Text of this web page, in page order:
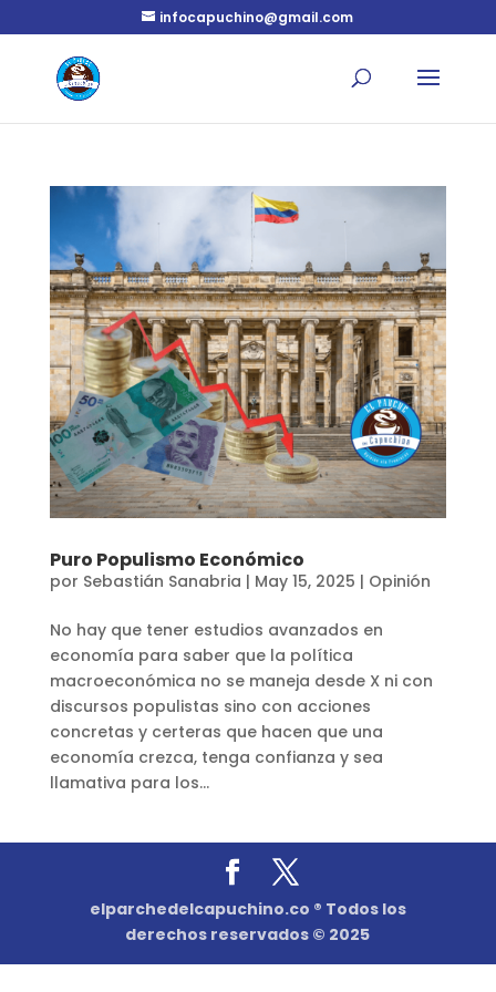
infocapuchino@gmail.com
Puro Populismo Económico
por Sebastián Sanabria | May 15, 2025 | Opinión
No hay que tener estudios avanzados en
economía para saber que la política
macroeconómica no se maneja desde X ni con
discursos populistas sino con acciones
concretas y certeras que hacen que una
economía crezca, tenga confianza y sea
llamativa para los...
elparchedelcapuchino.co ® Todos los
derechos reservados © 2025